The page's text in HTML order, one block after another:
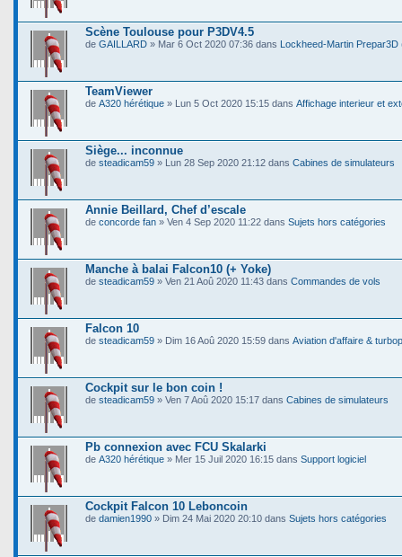
Scène Toulouse pour P3DV4.5
de GAILLARD » Mar 6 Oct 2020 07:36 dans Lockheed-Martin Prepar3D
TeamViewer
de A320 hérétique » Lun 5 Oct 2020 15:15 dans Affichage interieur et
Siège... inconnue
de steadicam59 » Lun 28 Sep 2020 21:12 dans Cabines de simulateurs
Annie Beillard, Chef d’escale
de concorde fan » Ven 4 Sep 2020 11:22 dans Sujets hors catégories
Manche à balai Falcon10 (+ Yoke)
de steadicam59 » Ven 21 Aoû 2020 11:43 dans Commandes de vols
Falcon 10
de steadicam59 » Dim 16 Aoû 2020 15:59 dans Aviation d'affaire &
Cockpit sur le bon coin !
de steadicam59 » Ven 7 Aoû 2020 15:17 dans Cabines de simulateurs
Pb connexion avec FCU Skalarki
de A320 hérétique » Mer 15 Juil 2020 16:15 dans Support logiciel
Cockpit Falcon 10 Leboncoin
de damien1990 » Dim 24 Mai 2020 20:10 dans Sujets hors catégories